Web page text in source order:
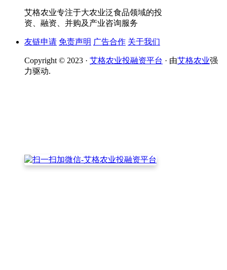
艾格农业专注于大农业泛食品领域的投
资、融资、并购及产业咨询服务
友链申请 免责声明 广告合作 关于我们
Copyright © 2023 · 艾格农业投融资平台 · 由艾格农业强
力驱动.